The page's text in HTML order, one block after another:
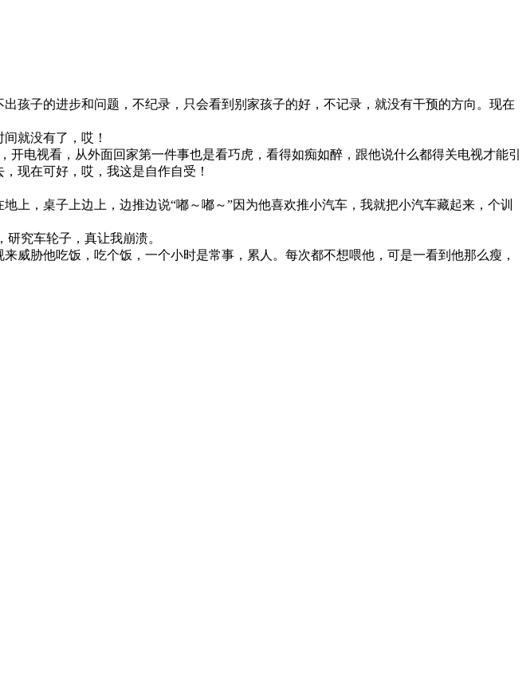
孩子的进步和问题，不纪录，只会看到别家孩子的好，不记录，就没有干预的方向。现在
就没有了，哎！
电视看，从外面回家第一件事也是看巧虎，看得如痴如醉，跟他说什么都得关电视才能引
现在可好，哎，我这是自作自受！
，桌子上边上，边推边说“嘟～嘟～”因为他喜欢推小汽车，我就把小汽车藏起来，个训
究车轮子，真让我崩溃。
威胁他吃饭，吃个饭，一个小时是常事，累人。每次都不想喂他，可是一看到他那么瘦，